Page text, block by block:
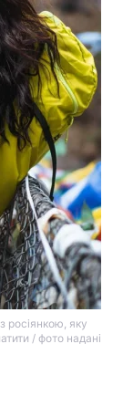
росіянкою, яку
/ фото надані